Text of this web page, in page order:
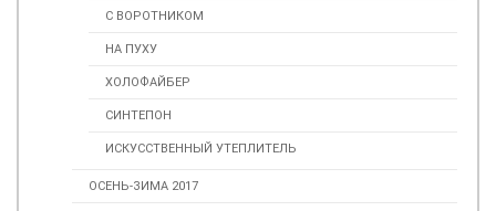
С ВОРОТНИКОМ
НА ПУХУ
ХОЛОФАЙБЕР
СИНТЕПОН
ИСКУССТВЕННЫЙ УТЕПЛИТЕЛЬ
ОСЕНЬ-ЗИМА 2017